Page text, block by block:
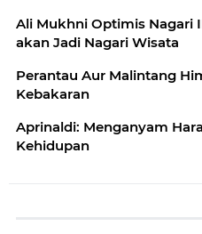
Ali Mukhni Optimis Nagari
akan Jadi Nagari Wisata
Perantau Aur Malintang
Kebakaran
Aprinaldi: Menganyam
Kehidupan